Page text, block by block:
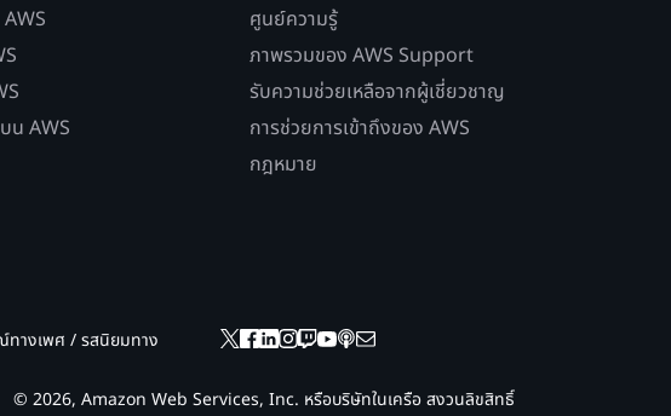
น AWS
ศูนย์ความรู้
ภาพรวมของ AWS Support
รับความช่วยเหลือจากผู้เชี่ยวชาญ
การช่วยการเข้าถึงของ AWS
กฎหมาย
ทางเพศ / รสนิยมทาง
© 2026, Amazon Web Services, Inc. หรือบริษัทในเครือ สงวนลิขสิทธิ์